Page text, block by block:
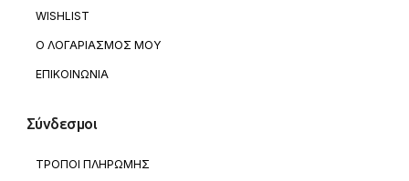
WISHLIST
Ο ΛΟΓΑΡΙΑΣΜΟΣ ΜΟΥ
ΕΠΙΚΟΙΝΩΝΙΑ
Σύνδεσμοι
ΤΡΟΠΟΙ ΠΛΗΡΩΜΗΣ